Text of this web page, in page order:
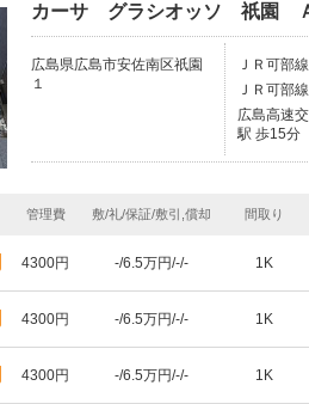
カーサ グラシオッソ 祇園
広島県広島市安佐南区祇園
１
ＪＲ可部
ＪＲ可部
広島高速
駅 歩15分
管理費 敷/礼/保証/敷引,償却 間取り
4300円 -/6.5万円/-/- 1K
4300円 -/6.5万円/-/- 1K
4300円 -/6.5万円/-/- 1K